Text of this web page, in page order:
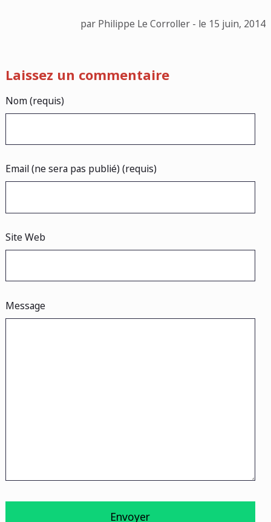
par Philippe Le Corroller - le 15 juin, 2014
Laissez un commentaire
Nom (requis)
Email (ne sera pas publié) (requis)
Site Web
Message